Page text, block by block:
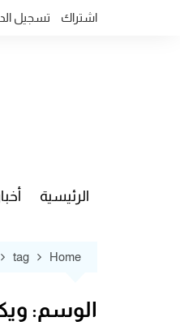
اشتراك تسجيل
الرئيسية
Home
tag
الوسم: